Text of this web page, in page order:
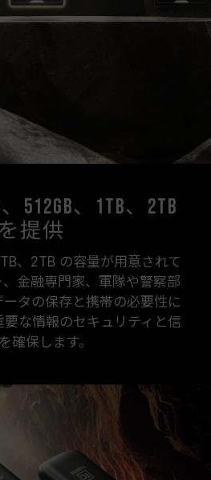
512GB、1TB、2TB
を提供
、2TB の容量が用意されて
金融専門家、軍隊や警察部
タの保存と携帯の必要性に
な情報のセキュリティと信
確保します。